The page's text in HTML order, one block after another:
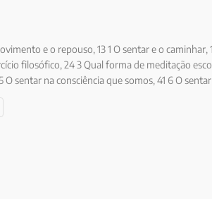
e o repouso, 13 1 O sentar e o caminhar,
filosófico, 24 3 Qual forma de meditação
sentar na consciência que somos, 41 6 O
somos, 52 8 A felicidade está no caminhar, 66
de Tomé, 104 3 Pirro, o filósofo a caminho,